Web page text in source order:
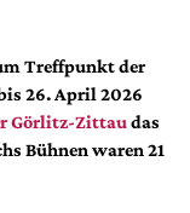
Treffpunkt der
26. April 2026
Görlitz-Zittaudas
Bühnen waren 21